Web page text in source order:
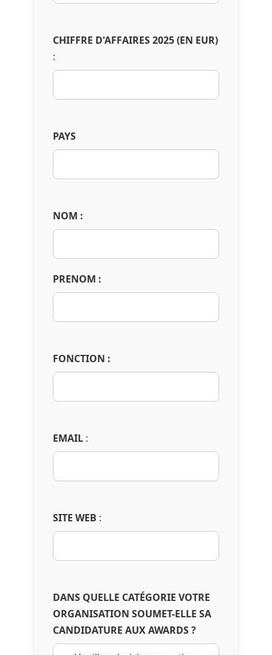
CHIFFRE D'AFFAIRES 2025 (EN EUR)
:
PAYS
NOM :
PRENOM :
FONCTION :
EMAIL:
SITE WEB :
DANS QUELLE CATÉGORIE VOTRE
ORGANISATION SOUMET-ELLE SA
CANDIDATURE AUX AWARDS ?